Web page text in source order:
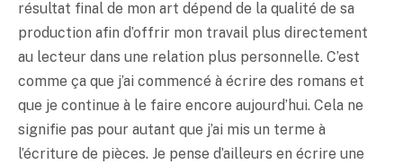
résultat final de mon art dépend de la qualité de sa
production afin d’offrir mon travail plus directement
au lecteur dans une relation plus personnelle. C’est
comme ça que j’ai commencé à écrire des romans et
que je continue à le faire encore aujourd’hui. Cela ne
signifie pas pour autant que j’ai mis un terme à
l’écriture de pièces. Je pense d’ailleurs en écrire une